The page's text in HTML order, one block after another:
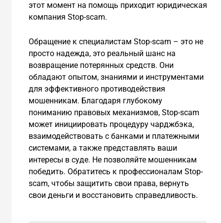
этот момент на помощь приходит юридическая
компания Stop-scam.
Обращение к специалистам Stop-scam – это не
просто надежда, это реальный шанс на
возвращение потерянных средств. Они
обладают опытом, знаниями и инструментами
для эффективного противодействия
мошенникам. Благодаря глубокому
пониманию правовых механизмов, Stop-scam
может инициировать процедуру чарджбэка,
взаимодействовать с банками и платежными
системами, а также представлять ваши
интересы в суде. Не позволяйте мошенникам
победить. Обратитесь к профессионалам Stop-
scam, чтобы защитить свои права, вернуть
свои деньги и восстановить справедливость.